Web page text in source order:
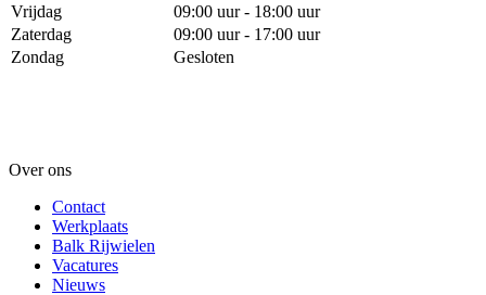
Vrijdag
09:00 uur - 18:00 uur
Zaterdag
09:00 uur - 17:00 uur
Zondag
Gesloten
Over ons
Contact
Werkplaats
Balk Rijwielen
Vacatures
Nieuws